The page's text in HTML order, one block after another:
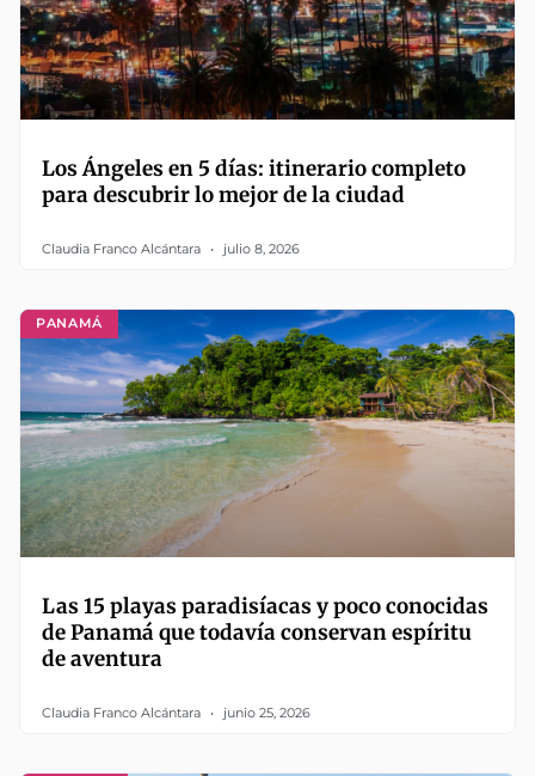
Los Ángeles en 5 días: itinerario completo
para descubrir lo mejor de la ciudad
Claudia Franco Alcántara julio 8, 2026
PANAMÁ
Las 15 playas paradisíacas y poco conocidas
de Panamá que todavía conservan espíritu
de aventura
Claudia Franco Alcántara junio 25, 2026